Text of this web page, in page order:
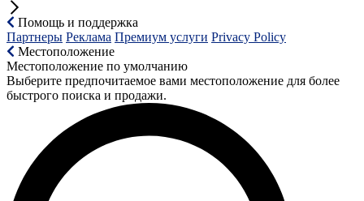
Помощь и поддержка
Партнеры Реклама Премиум услуги Privacy Policy
Местоположение
Местоположение по умолчанию
Выберите предпочитаемое вами местоположение для более
быстрого поиска и продажи.